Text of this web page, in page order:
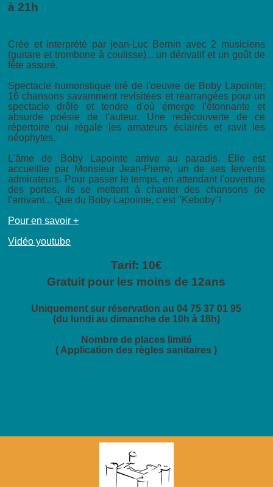
à 21h
Crée et interprété par jean-Luc Bernin avec 2 musiciens
(guitare et trombone à coulisse)... un dérivatif et un goût de
fête assuré.
Spectacle humoristique tiré de l'oeuvre de Boby Lapointe;
16 chansons savamment revisitées et réarrangées pour un
spectacle drôle et tendre d'où émerge l'étonnante et
absurde poésie de l'auteur. Une redécouverte de ce
répertoire qui régale les amateurs éclairés et ravit les
néophytes.
L'âme de Boby Lapointe arrive au paradis. Elle est
accueillie par Monsieur Jean-Pierre, un de ses fervents
admirateurs. Pour passer le temps, en attendant l'ouverture
des portes, ils se mettent à chanter des chansons de
l'arrivant... Que du Boby Lapointe, c'est "Keboby"!
Pour en savoir +
Vidéo youtube
Tarif: 10€
Gratuit pour les moins de 12ans
Uniquement sur réservation au 04 75 37 01 95
(du lundi au dimanche de 10h à 18h)
Nombre de places limité
( Application des règles sanitaires )